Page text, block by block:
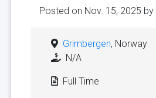
Posted on Nov. 15, 2025 by
Grimbergen, Norway
N/A
Full Time